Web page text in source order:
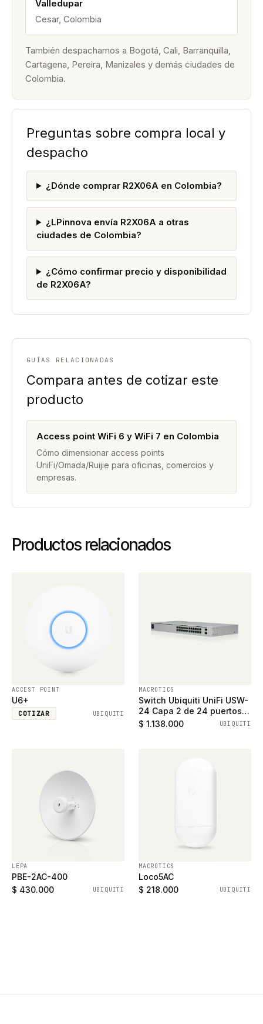
Valledupar
Cesar, Colombia
También despachamos a Bogotá, Cali, Barranquilla,
Cartagena, Pereira, Manizales y demás ciudades de
Colombia.
Preguntas sobre compra local y
despacho
¿Dónde comprar R2X06A en Colombia?
¿LPinnova envía R2X06A a otras
ciudades de Colombia?
¿Cómo confirmar precio y disponibilidad
de R2X06A?
GUÍAS RELACIONADAS
Compara antes de cotizar este
producto
Access point WiFi 6 y WiFi 7 en Colombia
Cómo dimensionar access points
UniFi/Omada/Ruijie para oficinas, comercios y
empresas.
Productos relacionados
ACCEST POINT
U6+
COTIZAR UBIQUITI
MACROTICS
Switch Ubiquiti UniFi USW-
24 Capa 2 de 24 puertos
ethernet gigabit y 2
$ 1.138.000 UBIQUITI
LEPA
PBE-2AC-400
$ 430.000
UBIQUITI
MACROTICS
Loco5AC
$ 218.000
UBIQUITI